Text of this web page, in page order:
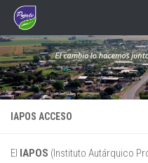
Saltar al contenido
IAPOS ACCESO
El IAPOS (Instituto Autárquico